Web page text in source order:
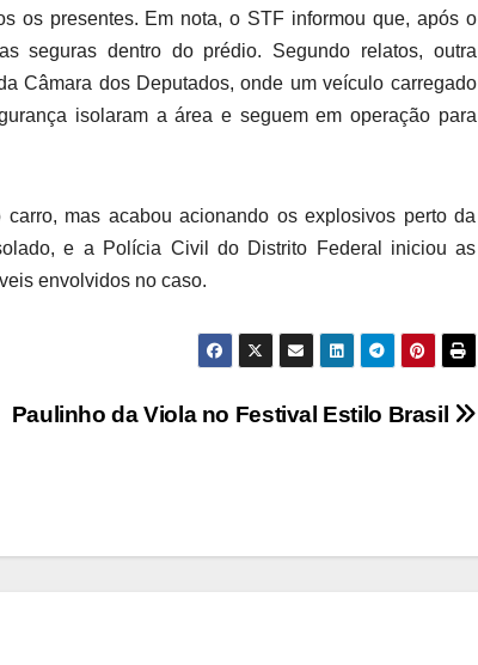
os presentes. Em nota, o STF informou que, após o
seguras dentro do prédio. Segundo relatos, outra
Câmara dos Deputados, onde um veículo carregado
isolaram a área e seguem em operação para
mas acabou acionando os explosivos perto da
e a Polícia Civil do Distrito Federal iniciou as
envolvidos no caso.
Paulinho da Viola no Festival Estilo Brasil